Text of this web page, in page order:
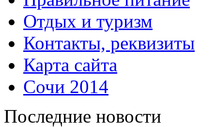
Отдых и туризм
Контакты, реквизиты
Карта сайта
Сочи 2014
Последние новости